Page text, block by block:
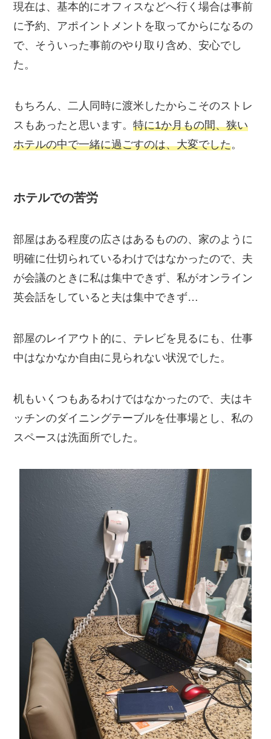
現在は、基本的にオフィスなどへ行く場合は事前
に予約、アポイントメントを取ってからになるの
で、そういった事前のやり取り含め、安心でし
た。
もちろん、 二人同時に渡米したからこそのストレ
ス もあったと思います。特に1か月もの間、狭い
ホテルの中で一緒に過ごすのは、大変でした。
ホテルでの苦労
部屋はある程度の広さはあるものの、家のように
明確に仕切られているわけではなかったので、夫
が会議のときに私は集中できず、私がオンライン
英会話をしていると夫は集中できず…
部屋のレイアウト的に、テレビを見るにも、仕事
中はなかなか自由に見られない状況でした。
机もいくつもあるわけではなかったので、夫はキ
ッチンのダイニングテーブルを仕事場とし、私の
スペースは洗面所でした。